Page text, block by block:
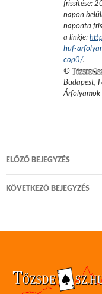
frissítése:
napon
naponta
a linkje:
huf-
cop0/.
©
Budapest,
Árfolyamok
Bejegyzés
navigáció
ELŐZŐ BEJEGYZÉS
KÖVETKEZŐ BEJEGYZÉS